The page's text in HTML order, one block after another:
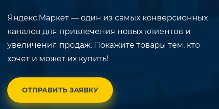
Яндекс.Маркет — один из самых конверсионных
каналов для привлечения новых клиентов и
увеличения продаж. Покажите товары тем, кто
хочет и может их купить!
ОТПРАВИТЬ ЗАЯВКУ